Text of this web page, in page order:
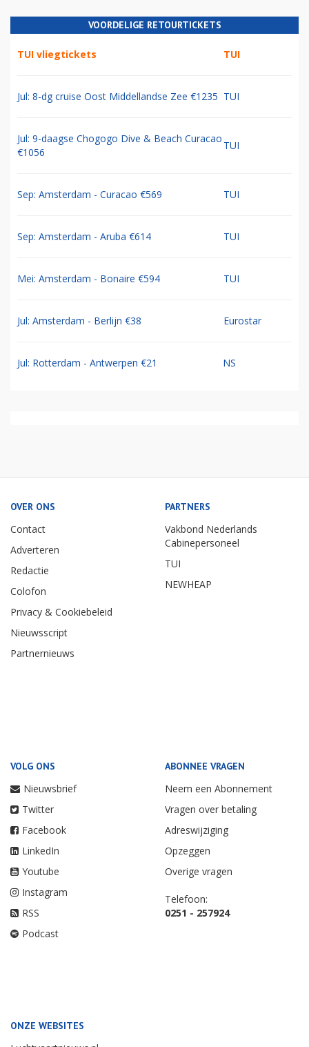
VOORDELIGE RETOURTICKETS
TUI vliegtickets TUI
Jul: 8-dg cruise Oost Middellandse Zee €1235 TUI
Jul: 9-daagse Chogogo Dive & Beach Curacao
€1056
TUI
Sep: Amsterdam - Curacao €569 TUI
Sep: Amsterdam - Aruba €614 TUI
Mei: Amsterdam - Bonaire €594 TUI
Jul: Amsterdam - Berlijn €38 Eurostar
Jul: Rotterdam - Antwerpen €21 NS
OVER ONS
Contact
Adverteren
Redactie
Colofon
Privacy & Cookiebeleid
Nieuwsscript
Partnernieuws
PARTNERS
Vakbond Nederlands
Cabinepersoneel
TUI
NEWHEAP
VOLG ONS
Nieuwsbrief
Twitter
Facebook
LinkedIn
Youtube
Instagram
RSS
Podcast
ABONNEE VRAGEN
Neem een Abonnement
Vragen over betaling
Adreswijziging
Opzeggen
Overige vragen
Telefoon:
0251 - 257924
ONZE WEBSITES